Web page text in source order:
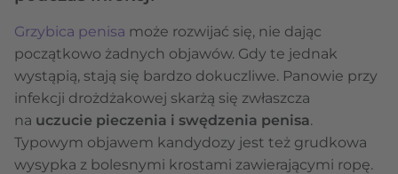
Grzybica penisa może rozwijać się, nie dając
początkowo żadnych objawów. Gdy te jednak
wystąpią, stają się bardzo dokuczliwe. Panowie przy
infekcji drożdżakowej skarżą się zwłaszcza
na uczucie pieczenia i swędzenia penisa.
Typowym objawem kandydozy jest też grudkowa
wysypka z bolesnymi krostami zawierającymi ropę.